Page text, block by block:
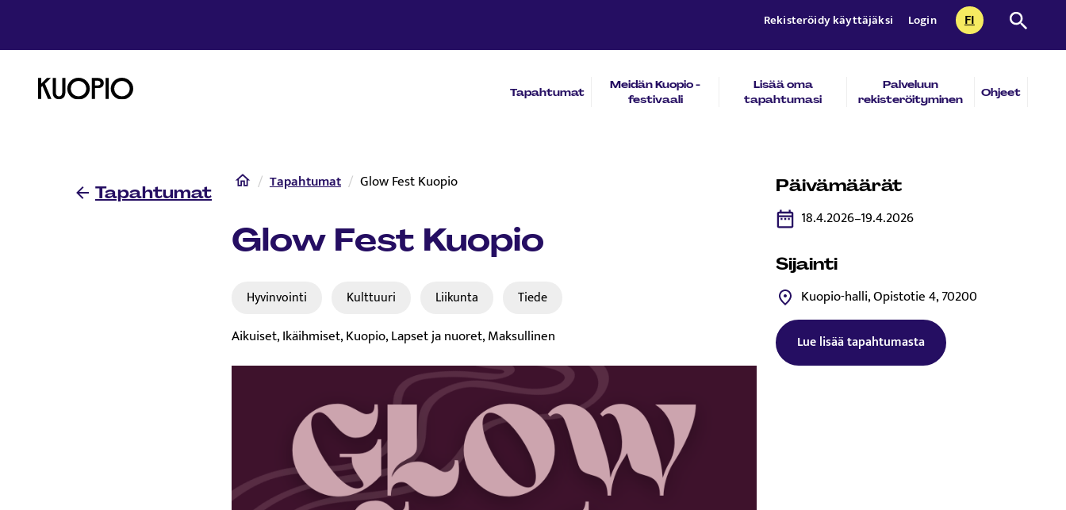
Rekisteröidy käyttäjäksi Login FICURRENTLY
SUOMI Etsi
Etusivulle Tapahtumat
Meidän Kuopio -
festivaali
Lisää oma
tapahtumasi
Palveluun
rekisteröityminen
Ohjeet
Tapahtumat
Etusivu
Tapahtumat Glow Fest Kuopio
Glow Fest Kuopio
Hyvinvointi Kulttuuri Liikunta​ Tiede
Aikuiset, Ikäihmiset, Kuopio, Lapset ja nuoret, Maksullinen
Päivämäärät
18.4.2026–19.4.2026
Sijainti
Kuopio-halli, Opistotie 4, 70200
Lue lisää tapahtumastaTämä linkki aukeaa uuteen